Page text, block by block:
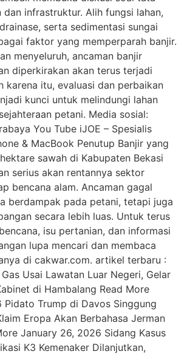
dan infrastruktur. Alih fungsi lahan,
serta sedimentasi sungai
faktor yang memperparah banjir.
menyeluruh, ancaman banjir
diperkirakan akan terus terjadi
karena itu, evaluasi dan perbaikan
kunci untuk melindungi lahan
petani. Media sosial:
You Tube iJOE – Spesialis
& MacBook Penutup Banjir yang
sawah di Kabupaten Bekasi
serius akan rentannya sektor
bencana alam. Ancaman gagal
berdampak pada petani, tetapi juga
secara lebih luas. Untuk terus
isu pertanian, dan informasi
lupa mencari dan membaca
di cakwar.com. artikel terbaru :
Usai Lawatan Luar Negeri, Gelar
di Hambalang Read More
Pidato Trump di Davos Singgung
Eropa Akan Berbahasa Jerman
January 26, 2026 Sidang Kasus
K3 Kemenaker Dilanjutkan,